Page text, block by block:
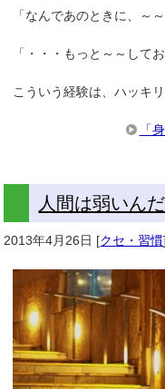
「なんであのときに、～
「・・・もっと～～して
こういう経験は、ハッキ
「
人間は弱いんだ
2013年4月26日 [クセ・習慣]